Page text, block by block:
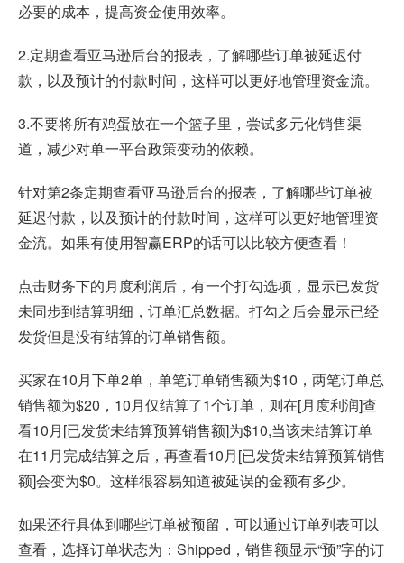
必要的成本，提高资金使用效率。
2.定期查看亚马逊后台的报表，了解哪些订单被延迟付
款，以及预计的付款时间，这样可以更好地管理资金流。
3.不要将所有鸡蛋放在一个篮子里，尝试多元化销售渠
道，减少对单一平台政策变动的依赖。
针对第2条定期查看亚马逊后台的报表，了解哪些订单被
延迟付款，以及预计的付款时间，这样可以更好地管理资
金流。如果有使用智赢ERP的话可以比较方便查看！
点击财务下的月度利润后，有一个打勾选项，显示已发货
未同步到结算明细，订单汇总数据。打勾之后会显示已经
发货但是没有结算的订单销售额。
买家在10月下单2单，单笔订单销售额为$10，两笔订单总
销售额为$20，10月仅结算了1个订单，则在[月度利润]查
看10月[已发货未结算预算销售额]为$10,当该未结算订单
在11月完成结算之后，再查看10月[已发货未结算预算销售
额]会变为$0。这样很容易知道被延误的金额有多少。
如果还行具体到哪些订单被预留，可以通过订单列表可以
查看，选择订单状态为：Shipped，销售额显示“预”字的订